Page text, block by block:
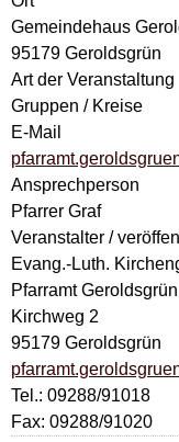
Gemeindehaus
95179 Geroldsgrün
Art der Veranstaltung
Gruppen / Kreise
E-Mail
Ansprechperson
Pfarrer Graf
Veranstalter /
Evang.-Luth.
Pfarramt Geroldsgrün
Kirchweg 2
95179 Geroldsgrün
Tel.: 09288/91018
Fax: 09288/91020